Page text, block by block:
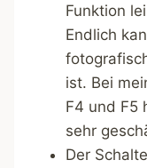
Funktion
Endlich
ist. Bei
F4 und F5
sehr
Der